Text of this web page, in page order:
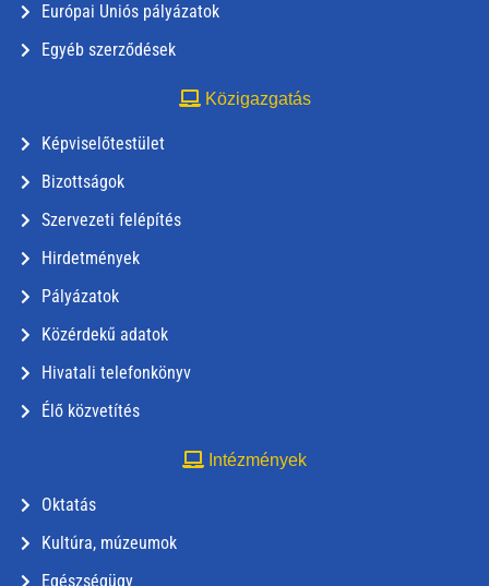
Európai Uniós pályázatok
Egyéb szerződések
Közigazgatás
Képviselőtestület
Bizottságok
Szervezeti felépítés
Hirdetmények
Pályázatok
Közérdekű adatok
Hivatali telefonkönyv
Élő közvetítés
Intézmények
Oktatás
Kultúra, múzeumok
Egészségügy